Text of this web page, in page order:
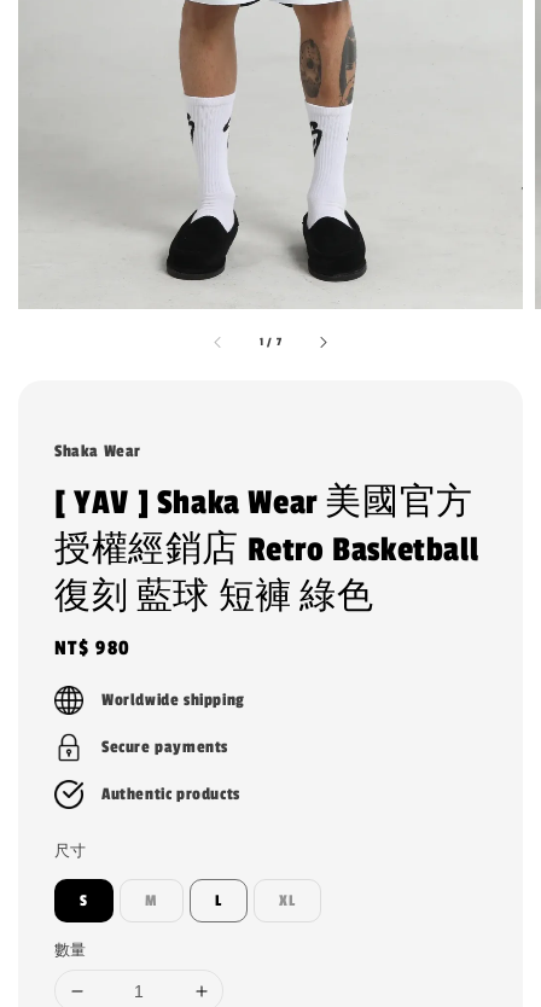
1 / 7
Shaka Wear
[ YAV ] Shaka Wear 美國官方
授權經銷店 Retro Basketball
復刻 藍球 短褲 綠色
Regular
price
NT$ 980
Worldwide shipping
Secure payments
Authentic products
尺寸
S M L XL
數量